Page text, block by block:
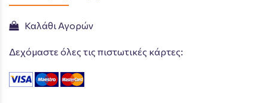
Καλάθι Αγορών
Δεχόμαστε όλες τις πιστωτικές κάρτες: